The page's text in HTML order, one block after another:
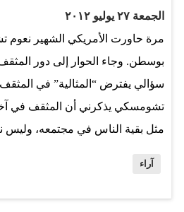
يتعلق بإعادة فتح باب الاستقدام
إيقافها سابقاً ،…
الجمعة ٢٧ يوليو ٢٠١٢
مرة حاورت الأمريكي الشهير
بوسطن. وجاء الحوار إلى دور
سؤالي يفترض “المثالية” في
تشومسكي يذكرني أن المثقف في آخر
مثل بقية الناس في مجتمعه، وليس
لا تتوافق مع آرائهم. وهو أيضاً
آراء